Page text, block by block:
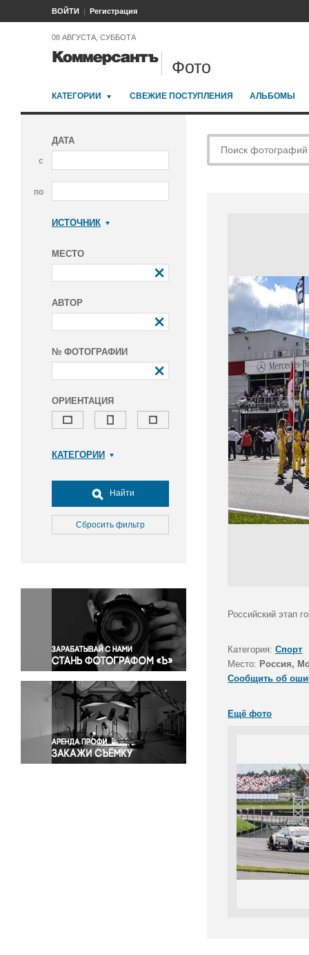
ВОЙТИ Регистрация
08 АВГУСТА, СУББОТА
Фото
КАТЕГОРИИ СВЕЖИЕ ПОСТУПЛЕНИЯ АЛЬБОМЫ
ДАТА
с
по
ИСТОЧНИК
МЕСТО
АВТОР
№ ФОТОГРАФИИ
ОРИЕНТАЦИЯ
КАТЕГОРИИ
Досуг, туризм и отдых
Культура
Медицина
Окружающая среда
Политика
Правосудие
Происшествия и конфликты
Религия
Светская жизнь
Спорт
Экология
Экономика и бизнес
Найти
Сбросить фильтр
Российский этап
Категория: Спорт
Место: Россия,
Сообщить об
Ещё фото